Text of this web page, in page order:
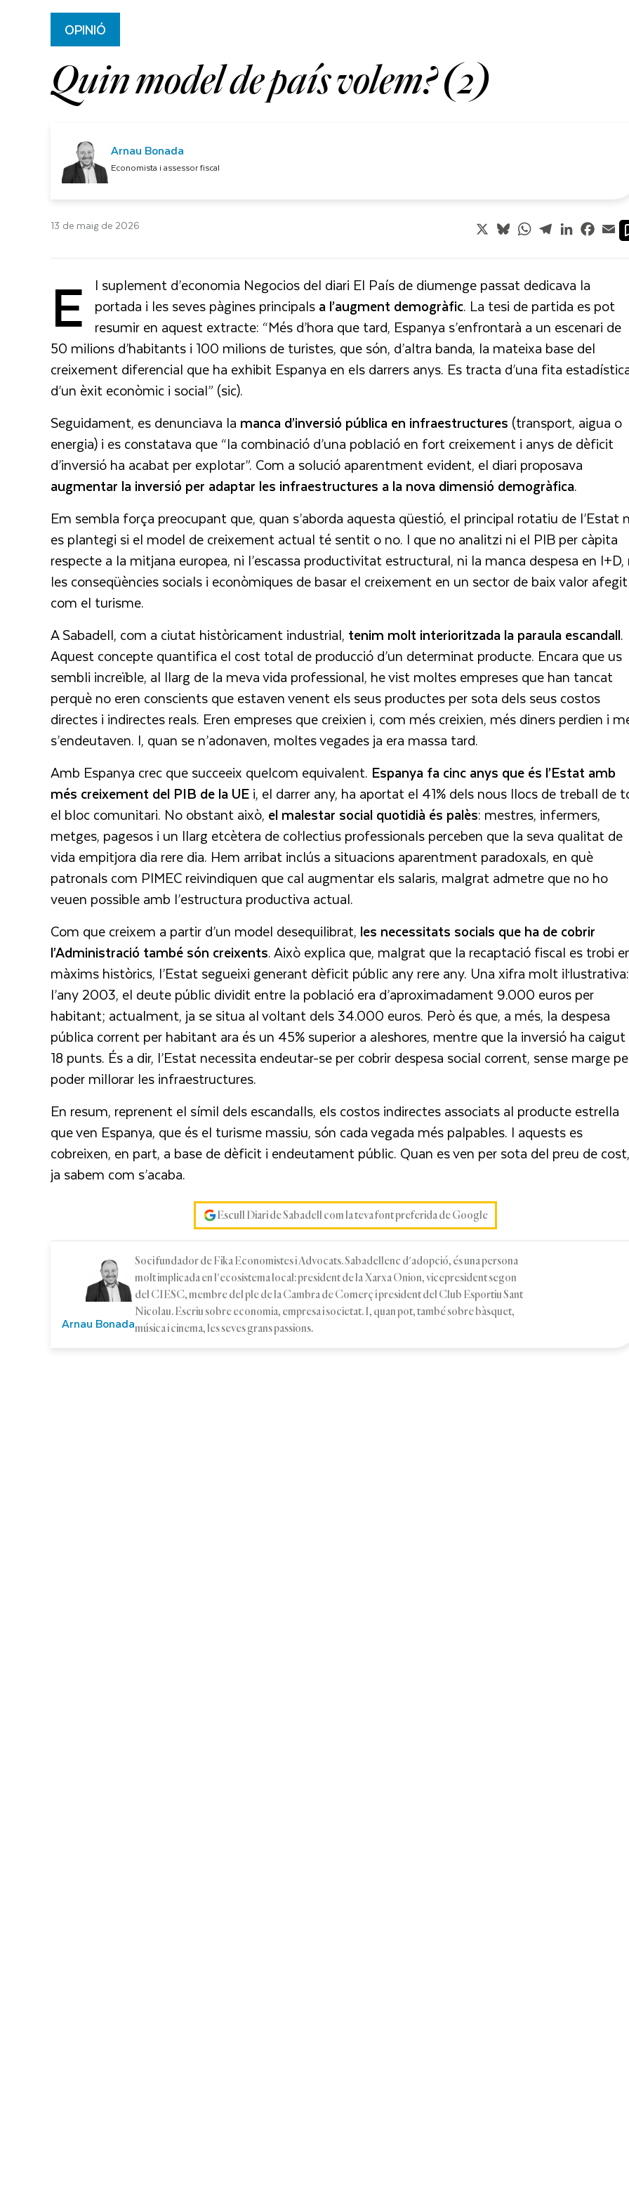
OPINIÓ
Quin model de país volem? (2)
Arnau Bonada
Economista i assessor fiscal
13 de maig de 2026 X BlueskyWhatsApp
TelegramLinkedIn
E
l suplement d’economia Negocios del diari El País de diumenge passat dedicava la
portada i les seves pàgines principalsa l’augment demogràfic. La tesi de partida es pot
resumir en aquest extracte: “Més d’hora que tard, Espanya s’enfrontarà a un escenari de
50 milions d’habitants i 100 milions de turistes, que són, d’altra banda, la mateixa base del
creixement diferencial que ha exhibit Espanya en els darrers anys. Es tracta d’una fita
d’un èxit econòmic i social” (sic).
Seguidament, es denunciava la manca d’inversió pública en infraestructures (transport, aigua o
energia) i es constatava que “la combinació d’una població en fort creixement i anys de dèficit
d’inversió ha acabat per explotar”. Com a solució aparentment evident, el diari proposava
augmentar la inversió per adaptar les infraestructures a la nova dimensió demogràfica.
Em sembla força preocupant que, quan s’aborda aquesta qüestió, el principal rotatiu de l’Estat
es plantegi si el model de creixement actual té sentit o no. I que no analitzi ni el PIB per càpita
respecte a la mitjana europea, ni l’escassa productivitat estructural, ni la manca despesa en I+D,
les conseqüències socials i econòmiques de basar el creixement en un sector de baix valor afegit
com el turisme.
A Sabadell, com a ciutat històricament industrial, tenim molt interioritzada la paraula escandall.
Aquest concepte quantifica el cost total de producció d’un determinat producte. Encara que us
sembli increïble, al llarg de la meva vida professional, he vist moltes empreses que han tancat
perquè no eren conscients que estaven venent els seus productes per sota dels seus costos
directes i indirectes reals. Eren empreses que creixien i, com més creixien, més diners perdien i
s’endeutaven. I, quan se n’adonaven, moltes vegades ja era massa tard.
Amb Espanya crec que succeeix quelcom equivalent. Espanya fa cinc anys que és l’Estat amb
més creixement del PIB de la UEi, el darrer any, ha aportat el 41% dels nous llocs de treball de
el bloc comunitari. No obstant això, el malestar social quotidià és palès: mestres, infermers,
metges, pagesos i un llarg etcètera de col·lectius professionals perceben que la seva qualitat de
vida empitjora dia rere dia. Hem arribat inclús a situacions aparentment paradoxals, en què
patronals com PIMEC reivindiquen que cal augmentar els salaris, malgrat admetre que no ho
veuen possible amb l’estructura productiva actual.
Com que creixem a partir d’un model desequilibrat, les necessitats socials que ha de cobrir
l’Administració també són creixents. Això explica que, malgrat que la recaptació fiscal es trobi
màxims històrics, l’Estat segueixi generant dèficit públic any rere any. Una xifra molt il·lustrativa:
l’any 2003, el deute públic dividit entre la població era d’aproximadament 9.000 euros per
habitant; actualment, ja se situa al voltant dels 34.000 euros. Però és que, a més, la despesa
pública corrent per habitant ara és un 45% superior a aleshores, mentre que la inversió ha caigut
18 punts. És a dir, l’Estat necessita endeutar-se per cobrir despesa social corrent, sense marge
poder millorar les infraestructures.
En resum, reprenent el símil dels escandalls, els costos indirectes associats al producte estrella
que ven Espanya, que és el turisme massiu, són cada vegada més palpables. I aquests es
cobreixen, en part, a base de dèficit i endeutament públic. Quan es ven per sota del preu de cost,
ja sabem com s’acaba.
Escull Diari de Sabadell com la teva font preferida de Google
Arnau Bonada
Soci fundador de Fika Economistes i Advocats. Sabadellenc d'adopció, és una persona
molt implicada en l'ecosistema local: president de la Xarxa Onion, vicepresident segon
del CIESC, membre del ple de la Cambra de Comerç i president del Club Esportiu Sant
Nicolau. Escriu sobre economia, empresa i societat. I, quan pot, també sobre bàsquet,
música i cinema, les seves grans passions.